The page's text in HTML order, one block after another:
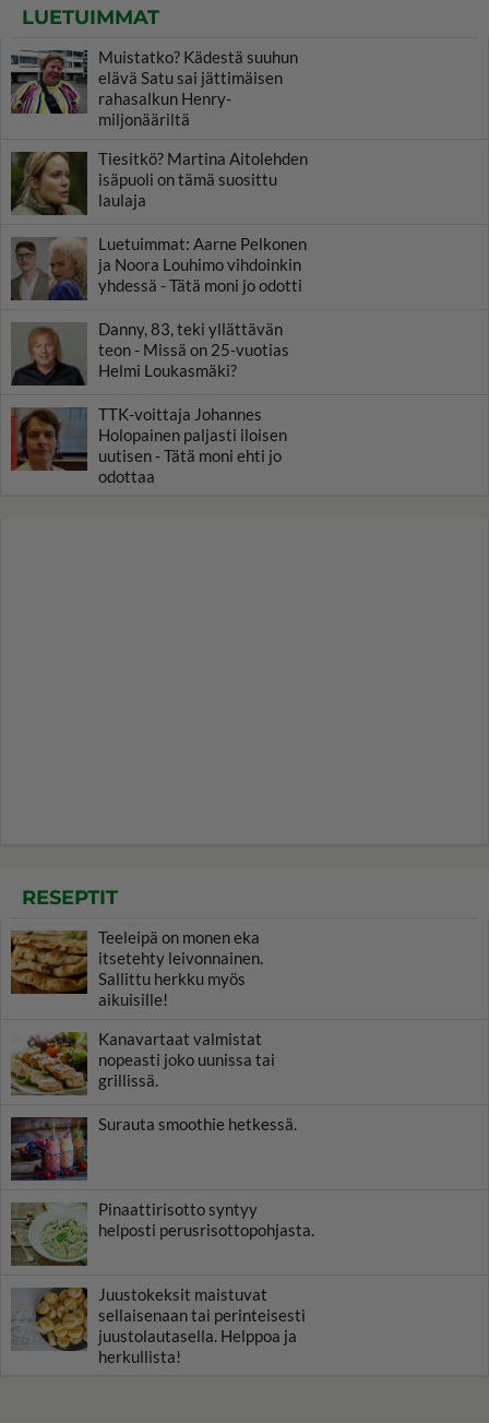
LUETUIMMAT
Muistatko? Kädestä suuhun
elävä Satu sai jättimäisen
rahasalkun Henry-
miljonääriltä
Tiesitkö? Martina Aitolehden
isäpuoli on tämä suosittu
laulaja
Luetuimmat: Aarne Pelkonen
ja Noora Louhimo vihdoinkin
yhdessä - Tätä moni jo odotti
Danny, 83, teki yllättävän
teon - Missä on 25-vuotias
Helmi Loukasmäki?
TTK-voittaja Johannes
Holopainen paljasti iloisen
uutisen - Tätä moni ehti jo
odottaa
RESEPTIT
Teeleipä on monen eka
itsetehty leivonnainen.
Sallittu herkku myös
aikuisille!
Kanavartaat valmistat
nopeasti joko uunissa tai
grillissä.
Surauta smoothie hetkessä.
Pinaattirisotto syntyy
helposti perusrisottopohjasta.
Juustokeksit maistuvat
sellaisenaan tai perinteisesti
juustolautasella. Helppoa ja
herkullista!